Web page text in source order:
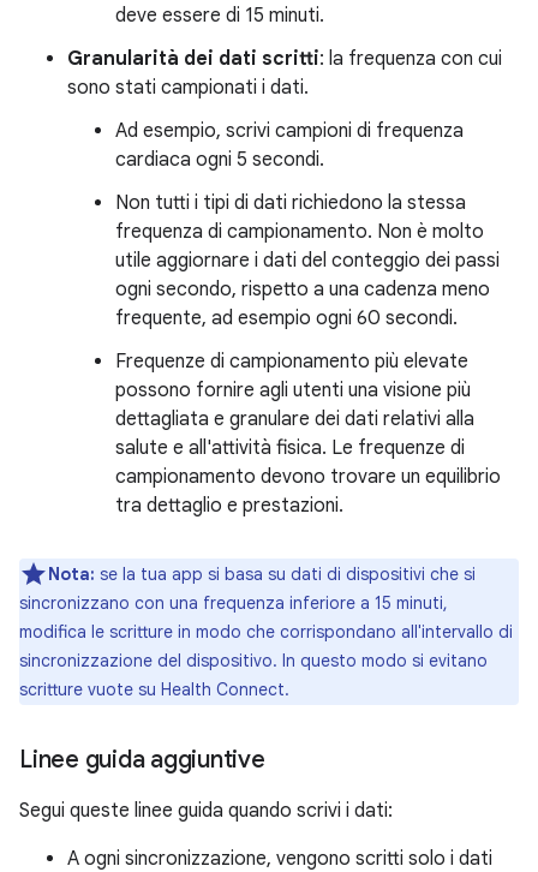
deve essere di 15 minuti.
Granularità dei dati scritti: la frequenza con cui
sono stati campionati i dati.
Ad esempio, scrivi campioni di frequenza
cardiaca ogni 5 secondi.
Non tutti i tipi di dati richiedono la stessa
frequenza di campionamento. Non è molto
utile aggiornare i dati del conteggio dei passi
ogni secondo, rispetto a una cadenza meno
frequente, ad esempio ogni 60 secondi.
Frequenze di campionamento più elevate
possono fornire agli utenti una visione più
dettagliata e granulare dei dati relativi alla
salute e all'attività fisica. Le frequenze di
campionamento devono trovare un equilibrio
tra dettaglio e prestazioni.
Nota: se la tua app si basa su dati di dispositivi che si
sincronizzano con una frequenza inferiore a 15 minuti,
modifica le scritture in modo che corrispondano all'intervallo di
sincronizzazione del dispositivo. In questo modo si evitano
scritture vuote su Health Connect.
Linee guida aggiuntive
Segui queste linee guida quando scrivi i dati:
A ogni sincronizzazione, vengono scritti solo i dati